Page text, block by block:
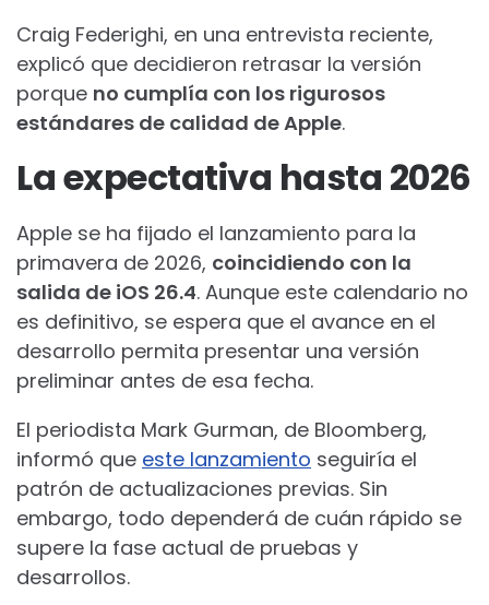
Craig Federighi, en una entrevista reciente,
explicó que decidieron retrasar la versión
porque no cumplía con los rigurosos
estándares de calidad de Apple.
La expectativa hasta 2026
Apple se ha fijado el lanzamiento para la
primavera de 2026, coincidiendo con la
salida de iOS 26.4. Aunque este calendario no
es definitivo, se espera que el avance en el
desarrollo permita presentar una versión
preliminar antes de esa fecha.
El periodista Mark Gurman, de Bloomberg,
informó que este lanzamiento seguiría el
patrón de actualizaciones previas. Sin
embargo, todo dependerá de cuán rápido se
supere la fase actual de pruebas y
desarrollos.